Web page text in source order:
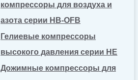
компрессоры для воздуха и
азота серии HB-OFB
Гелиевые компрессоры
высокого давления серии HE
Дожимные компрессоры для